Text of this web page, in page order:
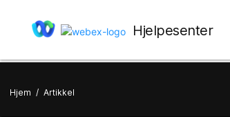
Hjelpesenter
Hjem / Artikkel